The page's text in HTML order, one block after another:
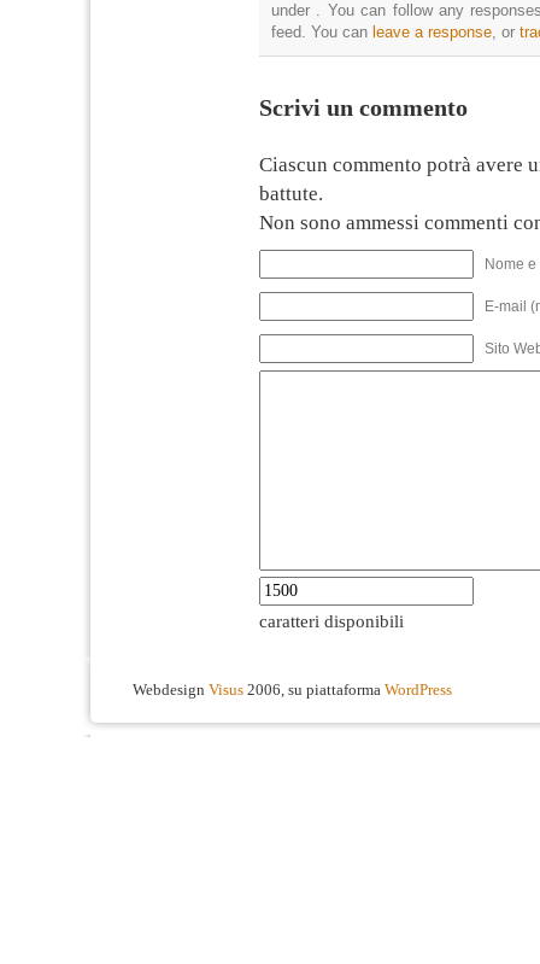
under . You can follow any
feed. You can leave a response, or
Scrivi un commento
Ciascun commento potrà avere
battute.
Non sono ammessi commenti
Nome
E-mail
Sito
caratteri disponibili
Webdesign Visus 2006, su piattaforma WordPress